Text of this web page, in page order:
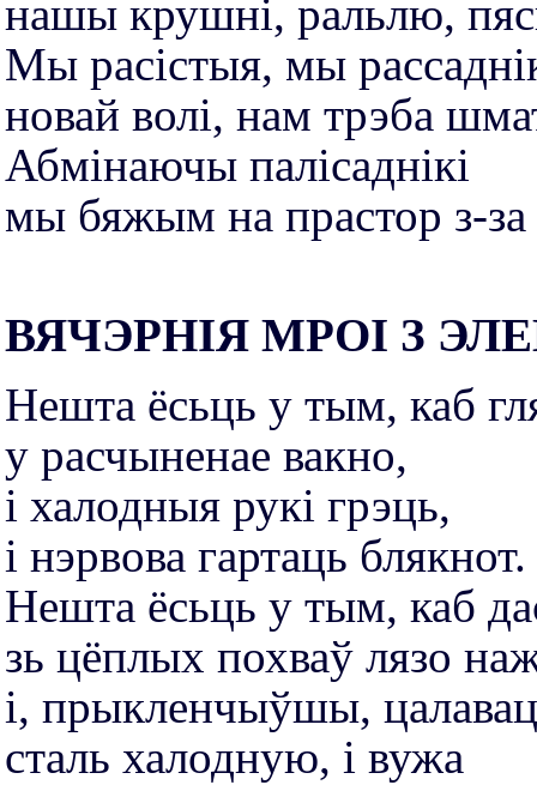
нашы крушні, ральлю,
Мы расістыя, мы
новай волі, нам трэба
Абмiнаючы палісаднікі
мы бяжым на прастор з-за
ВЯЧЭРНIЯ МРОІ З
Нешта ёсьць у тым, каб
у расчыненае вакно,
і халодныя рукі грэць,
і нэрвова гартаць блякнот.
Нешта ёсьць у тым, каб
зь цёплых похваў лязо
і, прыкленчыўшы,
сталь халодную, і вужа